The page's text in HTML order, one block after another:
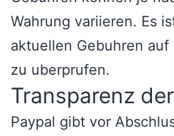
Wahrung variieren. Es
aktuellen Gebuhren auf
zu uberprufen.
Transparenz
Paypal gibt vor